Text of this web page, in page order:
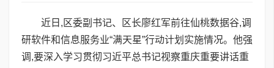
近日,区委副书记、区长廖红军前往仙桃数据谷,调
研软件和信息服务业“满天星”行动计划实施情况。他强
调,要深入学习贯彻习近平总书记视察重庆重要讲话重